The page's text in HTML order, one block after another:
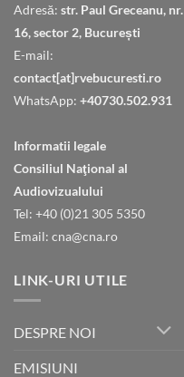
Adresă: str. Paul Greceanu, nr.
16, sector 2, București
E-mail:
contact[at]rvebucuresti.ro
WhatsApp: +40730.502.931
Informatii legale
Consiliul Naţional al
Audiovizualului
Tel: +40 (0)21 305 5350
Email: cna@cna.ro
LINK-URI UTILE
DESPRE NOI
EMISIUNI